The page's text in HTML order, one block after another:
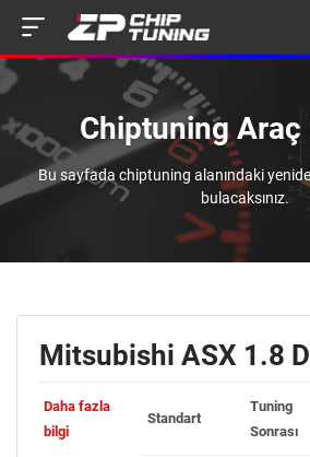
Chiptuning
Bu sayfada chiptuning alanındaki
bulacaksınız.
Mitsubishi ASX 1.8
Daha fazla
bilgi
Standart
Tuning
Sonrası